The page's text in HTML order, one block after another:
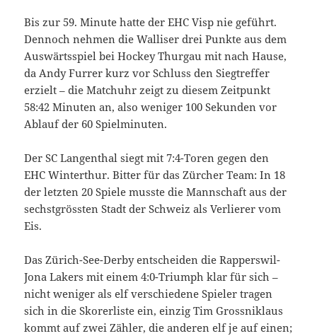
Bis zur 59. Minute hatte der EHC Visp nie geführt.
Dennoch nehmen die Walliser drei Punkte aus dem
Auswärtsspiel bei Hockey Thurgau mit nach Hause,
da Andy Furrer kurz vor Schluss den Siegtreffer
erzielt – die Matchuhr zeigt zu diesem Zeitpunkt
58:42 Minuten an, also weniger 100 Sekunden vor
Ablauf der 60 Spielminuten.
Der SC Langenthal siegt mit 7:4-Toren gegen den
EHC Winterthur. Bitter für das Zürcher Team: In 18
der letzten 20 Spiele musste die Mannschaft aus der
sechstgrössten Stadt der Schweiz als Verlierer vom
Eis.
Das Zürich-See-Derby entscheiden die Rapperswil-
Jona Lakers mit einem 4:0-Triumph klar für sich –
nicht weniger als elf verschiedene Spieler tragen
sich in die Skorerliste ein, einzig Tim Grossniklaus
kommt auf zwei Zähler, die anderen elf je auf einen;